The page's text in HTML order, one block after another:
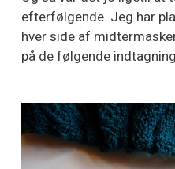
efterfølgende. Jeg har
hver side af
på de følgende